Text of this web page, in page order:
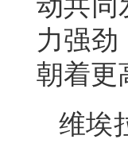
动共同
力强
朝着更
维埃